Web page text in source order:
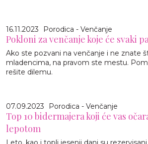
16.11.2023 Porodica - Venčanje
Pokloni za venčanje koje će svaki
Ako ste pozvani na venčanje i ne znate
mladencima, na pravom ste mestu.
rešite dilemu.
07.09.2023 Porodica - Venčanje
Top 10 bidermajera koji će vas
lepotom